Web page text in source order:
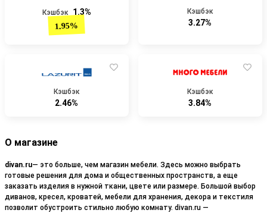
Кэшбэк 1.3%
1.95%
Кэшбэк
3.27%
Кэшбэк
2.46%
Кэшбэк
3.84%
О магазине
divan.ru— это больше, чем магазин мебели. Здесь можно выбрать
готовые решения для дома и общественных пространств, а еще
заказать изделия в нужной ткани, цвете или размере. Большой выбор
диванов, кресел, кроватей, мебели для хранения, декора и текстиля
позволит обустроить стильно любую комнату. divan.ru —